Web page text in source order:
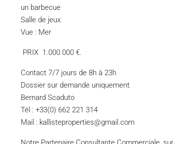
un barbecue
Salle de jeux
Vue : Mer
PRIX 1.000.000 €.
Contact 7/7 jours de 8h à 23h
Dossier sur demande uniquement
Bernard Scaduto
Tél : +33(0) 662 221 314
Mail : kallisteproperties@gmail.com